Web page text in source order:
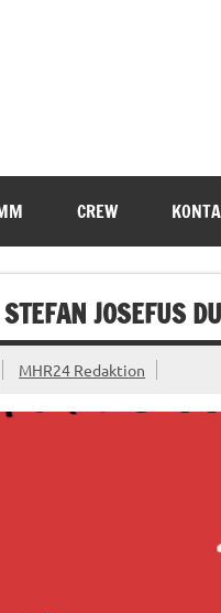
CREW
JOSEFUS
MHR24 Redaktion